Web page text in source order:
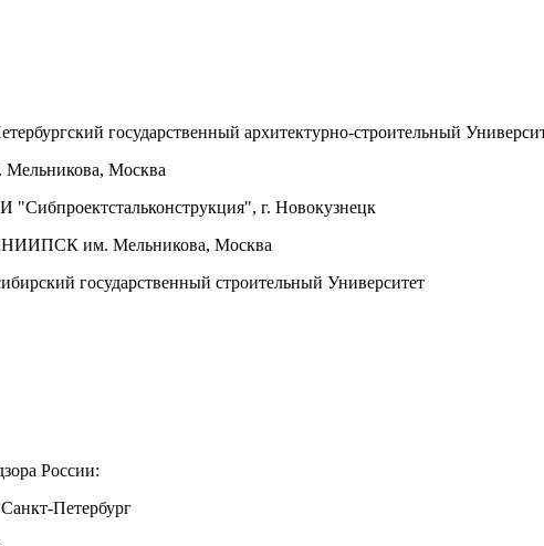
государственный архитектурно-строительный
Москва
г. Новокузнецк
им. Мельникова, Москва
государственный строительный Университет
России:
Петербург